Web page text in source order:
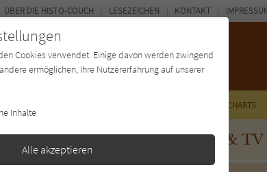
CHARTS
Autor*in Magazin Kino & TV
ÜBER DIE HISTO-COUCH LESEZEICHEN KONTAKT
Cookies verwendet. Einige davon werden zwingend
ermöglichen, Ihre Nutzererfahrung auf unserer
Inhalte
Alle akzeptieren